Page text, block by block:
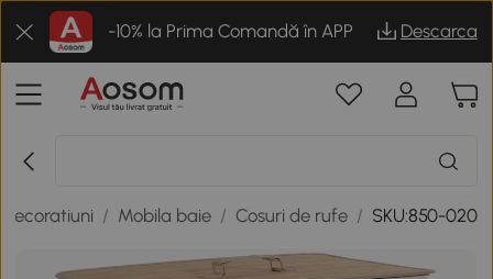
-10% la Prima Comandă în APP Descarca
/ Mobila baie / Cosuri de rufe / SKU:850-020